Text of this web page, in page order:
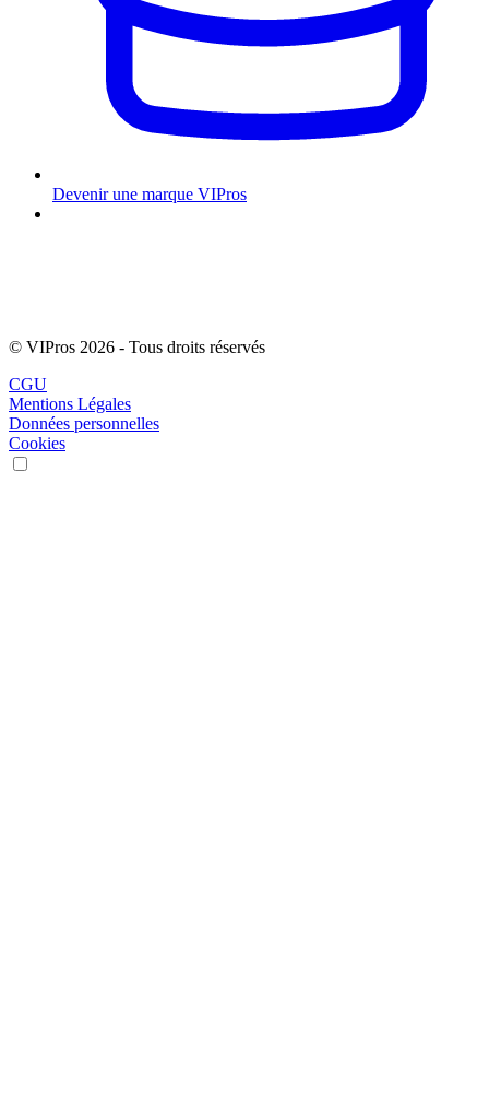
Devenir une marque VIPros
© VIPros 2026 - Tous droits réservés
CGU
Mentions Légales
Données personnelles
Cookies